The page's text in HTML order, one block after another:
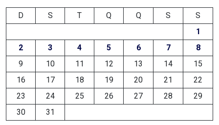
ECONÔMICO
DESENVOLVIMENTO
RURAL
DIA
DAS
D S T Q Q S
S
1
2
3 4 5 6 7
8
9
10 11 12 13 14
15
16
17 18 19 20 21
22
23
24 25 26 27 28
29
30
31